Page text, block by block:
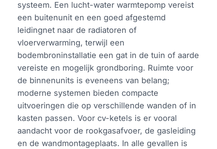
systeem. Een lucht-water warmtepomp vereist
een buitenunit en een goed afgestemd
leidingnet naar de radiatoren of
vloerverwarming, terwijl een
bodembroninstallatie een gat in de tuin of aarde
vereiste en mogelijk grondboring. Ruimte voor
de binnenunits is eveneens van belang;
moderne systemen bieden compacte
uitvoeringen die op verschillende wanden of in
kasten passen. Voor cv-ketels is er vooral
aandacht voor de rookgasafvoer, de gasleiding
en de wandmontageplaats. In alle gevallen is